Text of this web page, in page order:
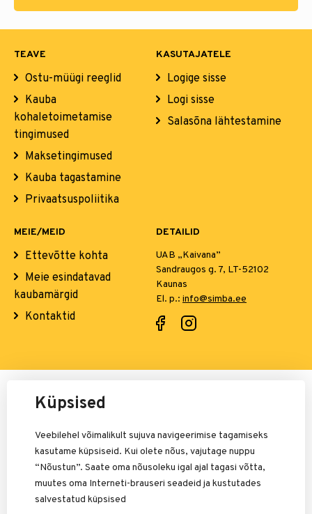
TEAVE
Ostu-müügi reeglid
Kauba
kohaletoimetamise
tingimused
Maksetingimused
Kauba tagastamine
Privaatsuspoliitika
KASUTAJATELE
Logige sisse
Logi sisse
Salasõna lähtestamine
MEIE/MEID
Ettevõtte kohta
Meie esindatavad
kaubamärgid
Kontaktid
DETAILID
UAB „Kaivana”
Sandraugos g. 7, LT-52102
Kaunas
El. p.: info@simba.ee
Maksete eest vastutab:
Küpsised
Veebilehel võimalikult sujuva navigeerimise tagamiseks
kasutame küpsiseid. Kui olete nõus, vajutage nuppu
“Nõustun”. Saate oma nõusoleku igal ajal tagasi võtta,
muutes oma Interneti-brauseri seadeid ja kustutades
salvestatud küpsised